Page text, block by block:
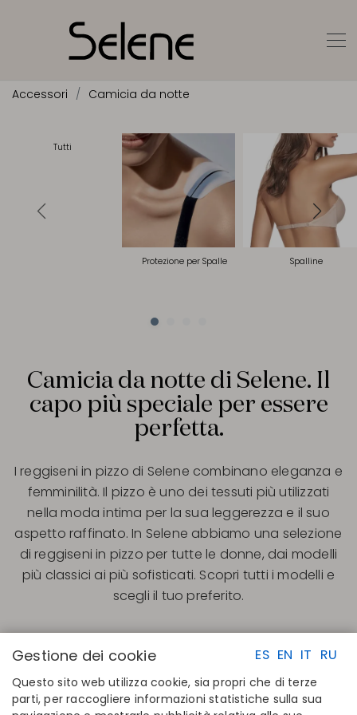
Accessori Camicia da notte
Tutti
Protezione per Spalle Spalline
Camicia da notte di Selene. Il
capo più speciale per essere
perfetta.
I reggiseni in pizzo di Selene combinano eleganza e
femminilità. Il pizzo è uno dei tessuti più utilizzati
nella moda intima per la sua leggerezza e il suo
aspetto raffinato. In Selene abbiamo una selezione
di reggiseni in pizzo per tutte le donne, dai modelli
più classici ai più sofisticati. Scopri tutti i modelli e
scegli il tuo preferito.
ES EN IT RU
Gestione dei cookie
Questo sito web utilizza cookie, sia propri che di terze
parti, per raccogliere informazioni statistiche sulla sua